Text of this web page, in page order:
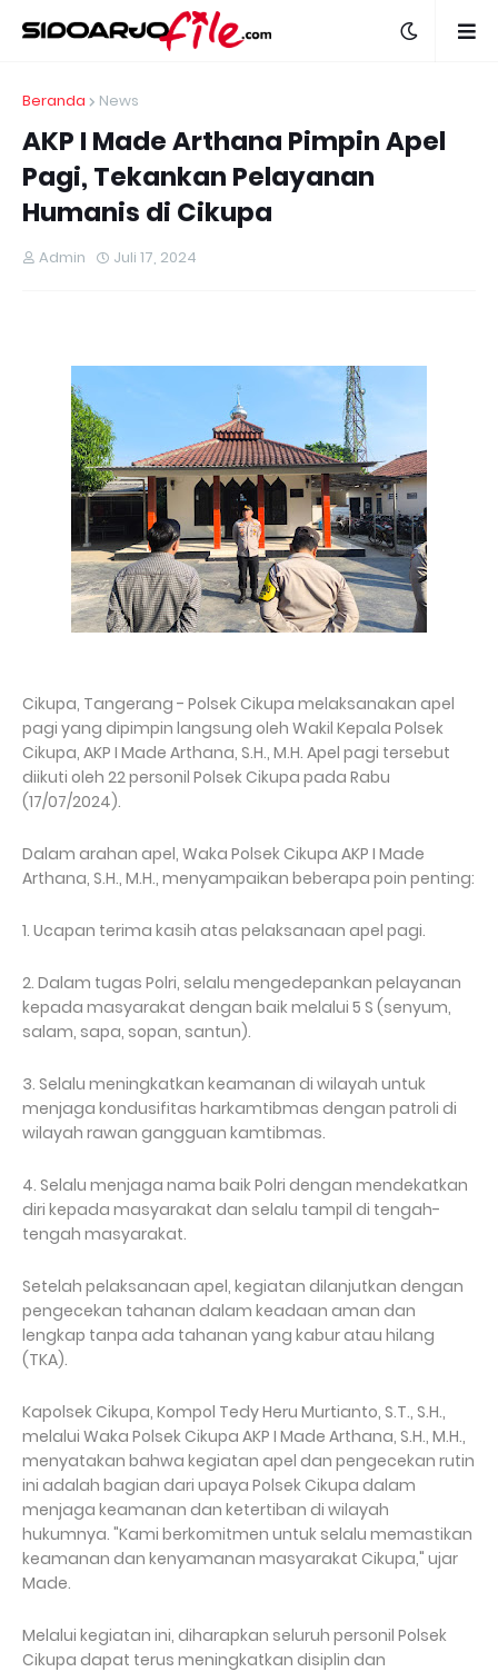
Beranda News
AKP I Made Arthana Pimpin Apel
Pagi, Tekankan Pelayanan
Humanis di Cikupa
Admin Juli 17, 2024
Cikupa, Tangerang - Polsek Cikupa melaksanakan apel
pagi yang dipimpin langsung oleh Wakil Kepala Polsek
Cikupa, AKP I Made Arthana, S.H., M.H. Apel pagi tersebut
diikuti oleh 22 personil Polsek Cikupa pada Rabu
(17/07/2024).
Dalam arahan apel, Waka Polsek Cikupa AKP I Made
Arthana, S.H., M.H., menyampaikan beberapa poin penting:
1. Ucapan terima kasih atas pelaksanaan apel pagi.
2. Dalam tugas Polri, selalu mengedepankan pelayanan
kepada masyarakat dengan baik melalui 5 S (senyum,
salam, sapa, sopan, santun).
3. Selalu meningkatkan keamanan di wilayah untuk
menjaga kondusifitas harkamtibmas dengan patroli di
wilayah rawan gangguan kamtibmas.
4. Selalu menjaga nama baik Polri dengan mendekatkan
diri kepada masyarakat dan selalu tampil di tengah-
tengah masyarakat.
Setelah pelaksanaan apel, kegiatan dilanjutkan dengan
pengecekan tahanan dalam keadaan aman dan
lengkap tanpa ada tahanan yang kabur atau hilang
(TKA).
Kapolsek Cikupa, Kompol Tedy Heru Murtianto, S.T., S.H.,
melalui Waka Polsek Cikupa AKP I Made Arthana, S.H., M.H.,
menyatakan bahwa kegiatan apel dan pengecekan rutin
ini adalah bagian dari upaya Polsek Cikupa dalam
menjaga keamanan dan ketertiban di wilayah
hukumnya. "Kami berkomitmen untuk selalu memastikan
keamanan dan kenyamanan masyarakat Cikupa," ujar
Made.
Melalui kegiatan ini, diharapkan seluruh personil Polsek
Cikupa dapat terus meningkatkan disiplin dan